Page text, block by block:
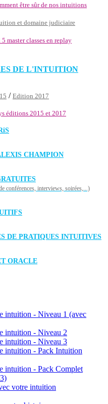
être sûr de nos intuitions
et domaine judiciaire
master classes en replay
DE L'INTUITION
/ Edition 2017
éditions 2015 et 2017
CHAMPION
conférences, interviews, soirées,...)
DE PRATIQUES INTUITIVES
ORACLE
intuition - Niveau 1 (avec
intuition - Niveau 2
intuition - Niveau 3
intuition - Pack Intuition
intuition - Pack Complet
votre intuition